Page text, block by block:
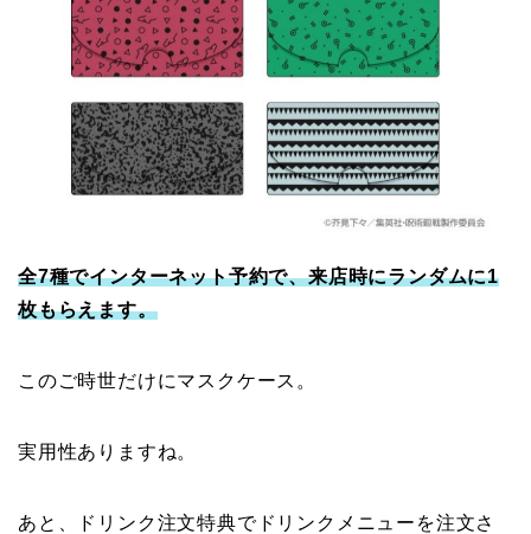
全7種でインターネット予約で、来店時にランダムに1
枚もらえます。
このご時世だけにマスクケース。
実用性ありますね。
あと、ドリンク注文特典でドリンクメニューを注文さ